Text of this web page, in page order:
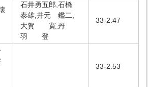
石井勇五郎,石橋
泰雄,井元 鑑二,
大賀 寛,丹
羽 登
33-2.47
33-2.53